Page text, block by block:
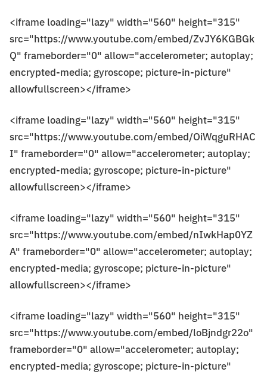
<iframe loading="lazy" width="560" height="315"
src="https://www.youtube.com/embed/ZvJY6KGBGk
Q" frameborder="0" allow="accelerometer; autoplay;
encrypted-media; gyroscope; picture-in-picture"
allowfullscreen></iframe>
<iframe loading="lazy" width="560" height="315"
src="https://www.youtube.com/embed/OiWqguRHAC
I" frameborder="0" allow="accelerometer; autoplay;
encrypted-media; gyroscope; picture-in-picture"
allowfullscreen></iframe>
<iframe loading="lazy" width="560" height="315"
src="https://www.youtube.com/embed/nIwkHap0YZ
A" frameborder="0" allow="accelerometer; autoplay;
encrypted-media; gyroscope; picture-in-picture"
allowfullscreen></iframe>
<iframe loading="lazy" width="560" height="315"
src="https://www.youtube.com/embed/loBjndgr22o"
frameborder="0" allow="accelerometer; autoplay;
encrypted-media; gyroscope; picture-in-picture"